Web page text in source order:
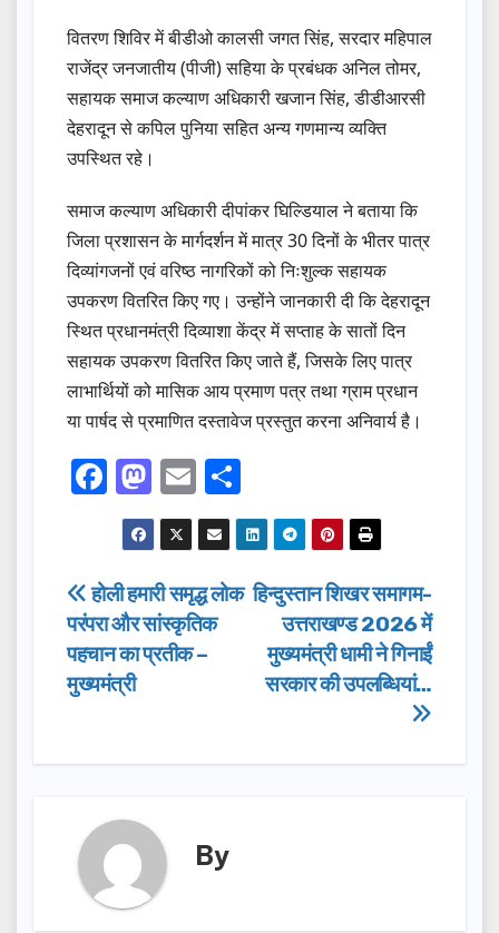
वितरण शिविर में बीडीओ कालसी जगत सिंह, सरदार महिपाल
राजेंद्र जनजातीय (पीजी) सहिया के प्रबंधक अनिल तोमर,
सहायक समाज कल्याण अधिकारी खजान सिंह, डीडीआरसी
देहरादून से कपिल पुनिया सहित अन्य गणमान्य व्यक्ति
उपस्थित रहे।
समाज कल्याण अधिकारी दीपांकर घिल्डियाल ने बताया कि
जिला प्रशासन के मार्गदर्शन में मात्र 30 दिनों के भीतर पात्र
दिव्यांगजनों एवं वरिष्ठ नागरिकों को निःशुल्क सहायक
उपकरण वितरित किए गए। उन्होंने जानकारी दी कि देहरादून
स्थित प्रधानमंत्री दिव्याशा केंद्र में सप्ताह के सातों दिन
सहायक उपकरण वितरित किए जाते हैं, जिसके लिए पात्र
लाभार्थियों को मासिक आय प्रमाण पत्र तथा ग्राम प्रधान
या पार्षद से प्रमाणित दस्तावेज प्रस्तुत करना अनिवार्य है।
F
a
c
e
b
o
o
M
a
st
o
d
o
E
m
ail
h
ar
e
Post
navigation
हिन्दुस्तान शिखर समागम-
उत्तराखण्ड 2026 में
मुख्यमंत्री धामी ने गिनाईं
सरकार की उपलब्धियां…
होली हमारी समृद्ध लोक
परंपरा और सांस्कृतिक
पहचान का प्रतीक –
मुख्यमंत्री
By